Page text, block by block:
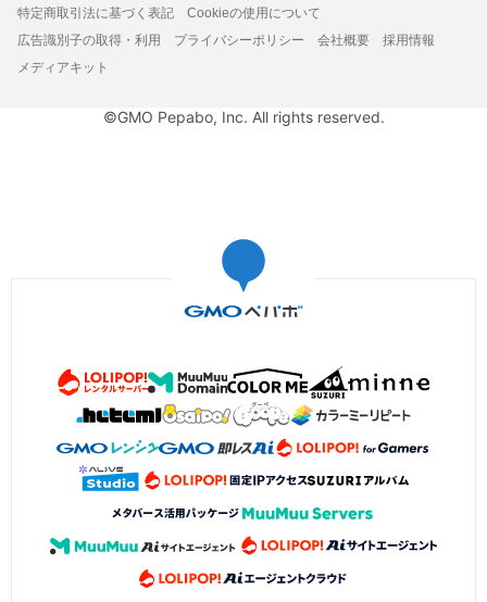
特定商取引法に基づく表記
Cookieの使用について
広告識別子の取得・利用
プライバシーポリシー 会社概要
採用情報
メディアキット
©GMO Pepabo, Inc. All rights reserved.